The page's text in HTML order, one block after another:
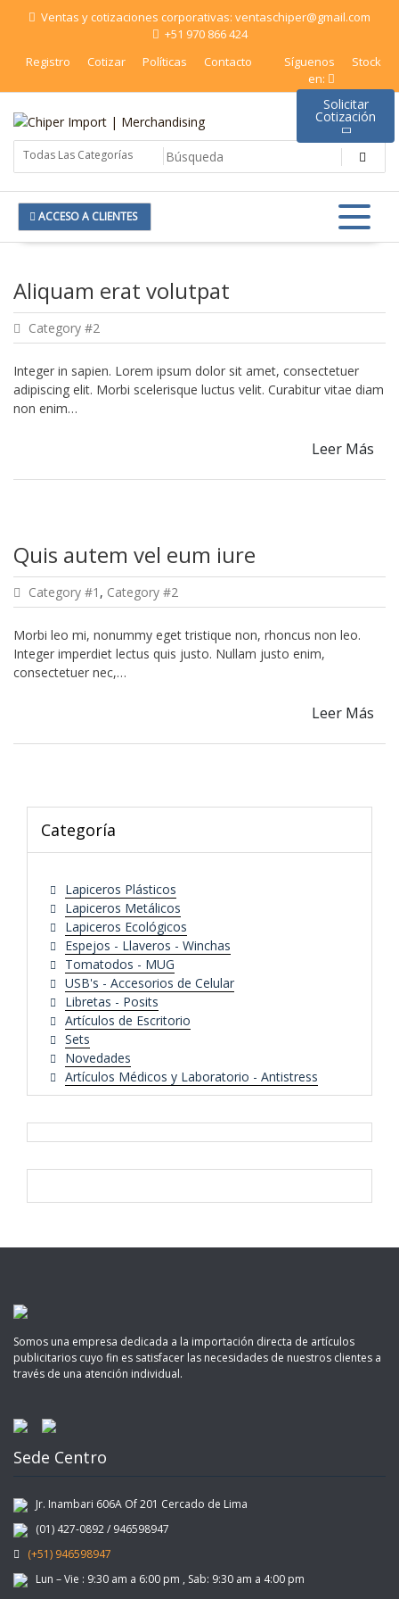
Saltar Ventas y cotizaciones corporativas: ventaschiper@gmail.com
+51 970 866 424
Registro
Cotizar Políticas Contacto
Síguenos
en:
Stock
Chiper Import | Merchandising
ACCESO A CLIENTES
Aliquam erat volutpat
Category #2
Integer in sapien. Lorem ipsum dolor sit amet, consectetuer
adipiscing elit. Morbi scelerisque luctus velit. Curabitur vitae diam
non enim…
Leer Más
Quis autem vel eum iure
Category #1 , Category #2
Morbi leo mi, nonummy eget tristique non, rhoncus non leo.
Integer imperdiet lectus quis justo. Nullam justo enim,
consectetuer nec,…
Leer Más
Categoría
Lapiceros Plásticos
Lapiceros Metálicos
Lapiceros Ecológicos
Espejos - Llaveros - Winchas
Tomatodos - MUG
USB's - Accesorios de Celular
Libretas - Posits
Artículos de Escritorio
Sets
Novedades
Artículos Médicos y Laboratorio - Antistress
Somos una empresa dedicada a la importación directa de artículos
publicitarios cuyo fin es satisfacer las necesidades de nuestros clientes a
través de una atención individual.
Sede Centro
Jr. Inambari 606A Of 201 Cercado de Lima
(01) 427-0892 / 946598947
(+51) 946598947
Lun – Vie : 9:30 am a 6:00 pm , Sab: 9:30 am a 4:00 pm
Solicitar
Cotización